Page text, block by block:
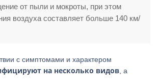
от пыли и мокроты, при этом
воздуха составляет больше 140 км/
с симптомами и характером
на несколько видов , а